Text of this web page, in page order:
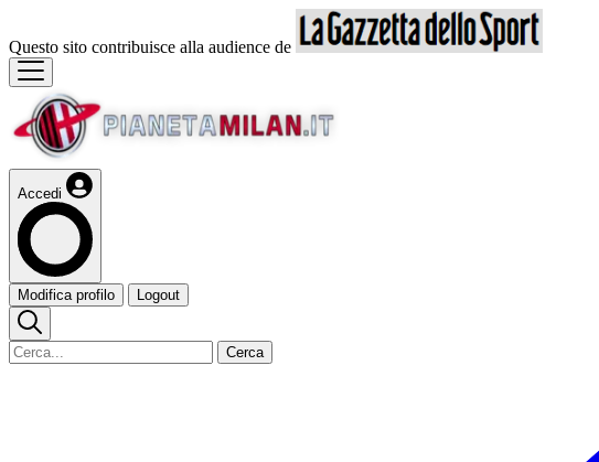
Questo sito contribuisce alla audience de
Accedi
Modifica profilo Logout
Cerca